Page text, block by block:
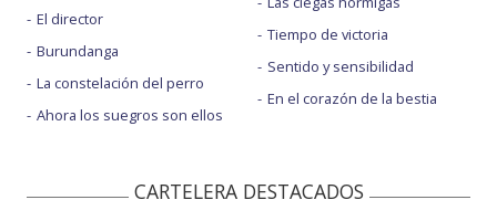
El director
Burundanga
La constelación del perro
Ahora los suegros son ellos
Tiempo de victoria
Sentido y sensibilidad
En el corazón de la bestia
CARTELERA DESTACADOS